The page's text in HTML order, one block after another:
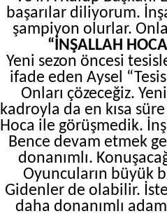
başarılar diliyorum.
şampiyon olurlar.
“İNŞALLAH
Yeni sezon öncesi
ifade eden Aysel
Onları çözeceğiz.
kadroyla da en kısa
Hoca ile görüşmedik.
Bence devam etmek
donanımlı.
Oyuncuların büyük
Gidenler de olabilir.
daha donanımlı